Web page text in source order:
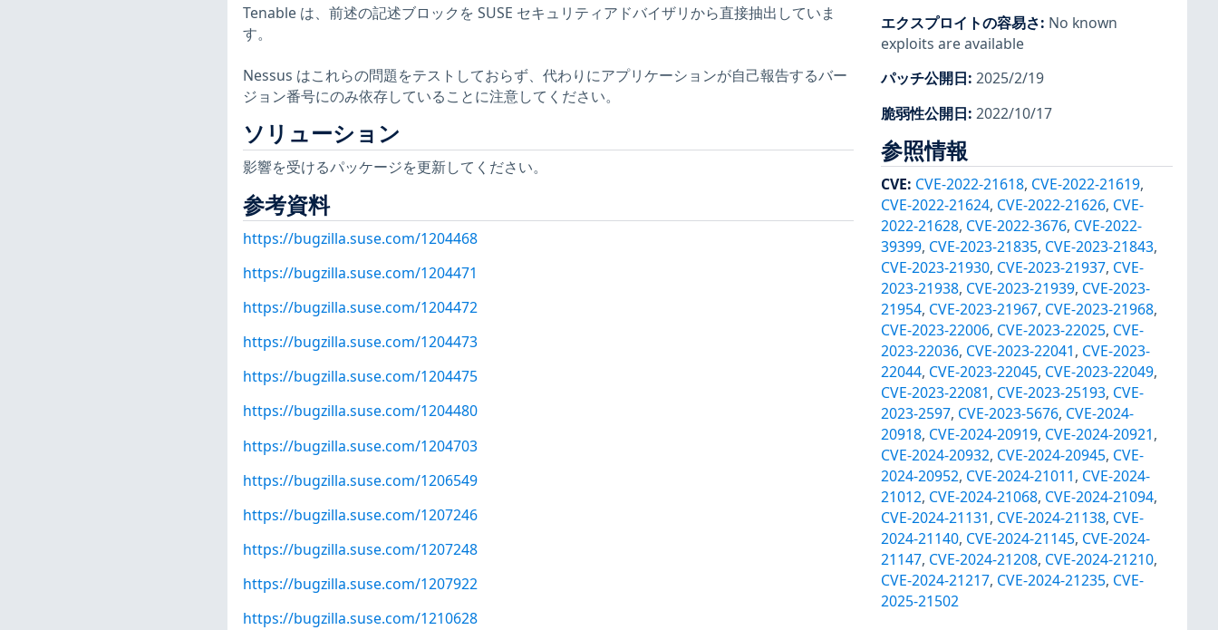
Tenable は、前述の記述ブロックを SUSE セキュリティアドバイザリから直接抽出していま
す。
Nessus はこれらの問題をテストしておらず、代わりにアプリケーションが自己報告するバー
ジョン番号にのみ依存していることに注意してください。
ソリューション
影響を受けるパッケージを更新してください。
参考資料
https://bugzilla.suse.com/1204468
https://bugzilla.suse.com/1204471
https://bugzilla.suse.com/1204472
https://bugzilla.suse.com/1204473
https://bugzilla.suse.com/1204475
https://bugzilla.suse.com/1204480
https://bugzilla.suse.com/1204703
https://bugzilla.suse.com/1206549
https://bugzilla.suse.com/1207246
https://bugzilla.suse.com/1207248
https://bugzilla.suse.com/1207922
https://bugzilla.suse.com/1210628
エクスプロイトの容易さ: No known
exploits are available
パッチ公開日: 2025/2/19
脆弱性公開日: 2022/10/17
参照情報
CVE: CVE-2022-21618, CVE-2022-21619,
CVE-2022-21624, CVE-2022-21626, CVE-
2022-21628, CVE-2022-3676, CVE-2022-
39399, CVE-2023-21835, CVE-2023-21843,
CVE-2023-21930, CVE-2023-21937, CVE-
2023-21938, CVE-2023-21939, CVE-2023-
21954, CVE-2023-21967, CVE-2023-21968,
CVE-2023-22006, CVE-2023-22025, CVE-
2023-22036, CVE-2023-22041, CVE-2023-
22044, CVE-2023-22045, CVE-2023-22049,
CVE-2023-22081, CVE-2023-25193, CVE-
2023-2597, CVE-2023-5676, CVE-2024-
20918, CVE-2024-20919, CVE-2024-20921,
CVE-2024-20932, CVE-2024-20945, CVE-
2024-20952, CVE-2024-21011, CVE-2024-
21012, CVE-2024-21068, CVE-2024-21094,
CVE-2024-21131, CVE-2024-21138, CVE-
2024-21140, CVE-2024-21145, CVE-2024-
21147, CVE-2024-21208, CVE-2024-21210,
CVE-2024-21217, CVE-2024-21235, CVE-
2025-21502